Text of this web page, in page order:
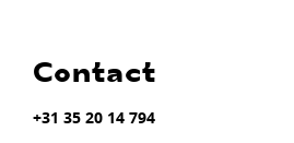
Contact
+31 35 20 14 794